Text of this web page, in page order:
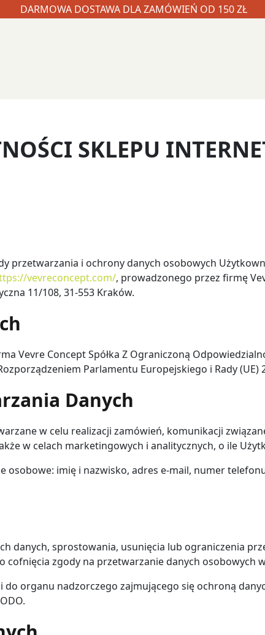
DARMOWA DOSTAWA DLA ZAMÓWIEŃ OD 150 ZŁ
SKLEPU
przetwarzania i ochrony danych osobowych
vevreconcept.com/, prowadzonego przez firmę
11/108, 31-553 Kraków.
Vevre Concept Spółka Z Ograniczoną
Parlamentu Europejskiego i Rady (UE)
Danych
w celu realizacji zamówień, komunikacji
w celach marketingowych i analitycznych, o ile
osobowe: imię i nazwisko, adres e-mail, numer
danych, sprostowania, usunięcia lub ograniczenia
cofnięcia zgody na przetwarzanie danych osobowych
organu nadzorczego zajmującego się ochroną